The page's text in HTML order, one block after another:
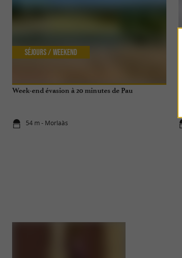
Week-end évasion à 20 minutes de Pau
54 m - Morlaàs
Séjours / Weekend